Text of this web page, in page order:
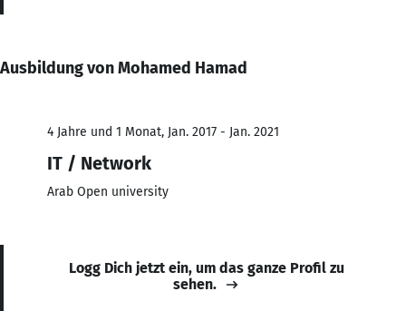
Ausbildung von Mohamed Hamad
4 Jahre und 1 Monat, Jan. 2017 - Jan. 2021
IT / Network
Arab Open university
Logg Dich jetzt ein, um das ganze Profil zu
sehen.